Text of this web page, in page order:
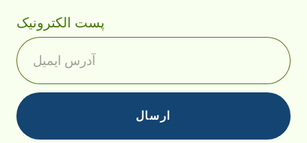
پست الکترونیک